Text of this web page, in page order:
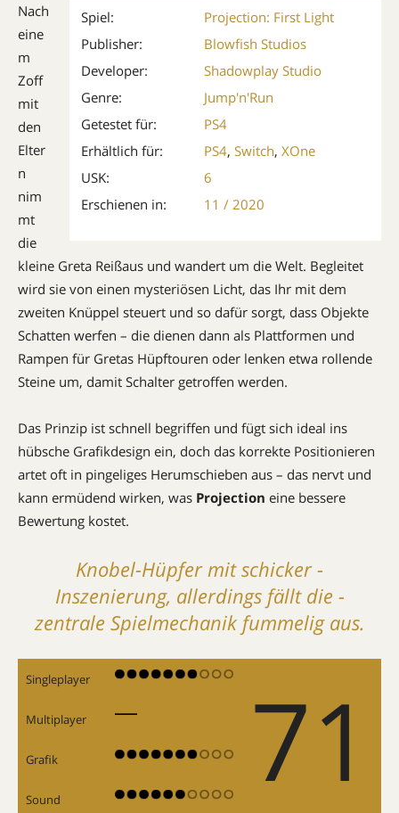
Spiel:
Projection: First Light
Publisher:
Blowfish Studios
Developer:
Shadowplay Studio
Genre:
Jump'n'Run
Getestet für:
PS4
Erhältlich für:
PS4, Switch, XOne
USK:
6
Erschienen in:
11 / 2020
Nach
eine
m
Zoff
mit
den
Elter
n
nim
mt
die
kleine Greta Reißaus und wandert um die Welt. Begleitet
wird sie von einen mysteriösen Licht, das Ihr mit dem
zweiten Knüppel steuert und so dafür sorgt, dass Objekte
Schatten werfen – die dienen dann als Plattformen und
Rampen für Gretas Hüpftouren oder lenken etwa rollende
Steine um, damit Schalter getroffen werden.
Das Prinzip ist schnell begriffen und fügt sich ideal ins
hübsche Grafikdesign ein, doch das ­korrekte Positionieren
artet oft in pingeliges Herumschieben aus – das nervt und
kann ermüdend wirken, was Projection eine bessere
Bewertung kostet.
Knobel-Hüpfer mit schicker ­
Inszenierung, allerdings fällt die ­
zentrale Spielmechanik fummelig aus.
Singleplayer 71
Multiplayer
Grafik
Sound